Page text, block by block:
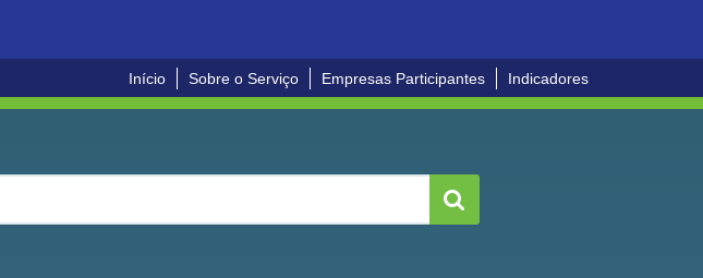
Início Sobre o Serviço Empresas Participantes Indicadores